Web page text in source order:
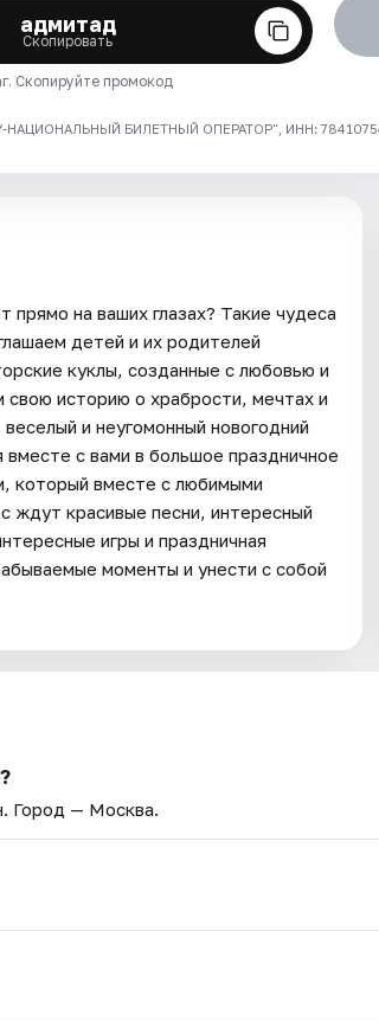
адмитад
Скопировать
Скопируйте промокод
БИЛЕТНЫЙ ОПЕРАТОР", ИНН:
прямо на ваших глазах? Такие чудеса
детей и их родителей
куклы, созданные с любовью и
свою историю о храбрости, мечтах и
и неугомонный новогодний
с вами в большое праздничное
который вместе с любимыми
ждут красивые песни, интересный
игры и праздничная
моменты и унести с собой
. Город — Москва.